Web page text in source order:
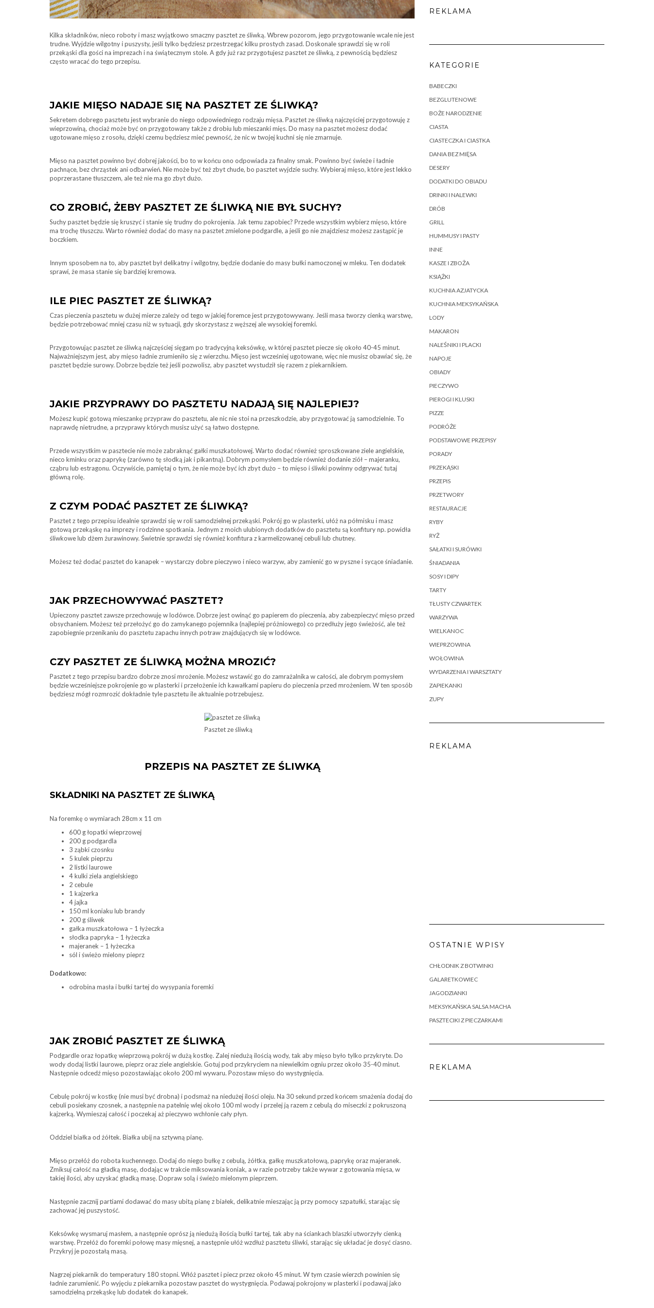
Kilka składników, nieco roboty i masz wyjątkowo smaczny pasztet ze śliwką. Wbrew pozorom, jego przygotowanie wcale nie jest
trudne. Wyjdzie wilgotny i puszysty, jeśli tylko będziesz przestrzegać kilku prostych zasad. Doskonale sprawdzi się w roli
przekąski dla gości na imprezach i na świątecznym stole. A gdy już raz przygotujesz pasztet ze śliwką, z pewnością będziesz
często wracać do tego przepisu.
JAKIE MIĘSO NADAJE SIĘ NA PASZTET ZE ŚLIWKĄ?
Sekretem dobrego pasztetu jest wybranie do niego odpowiedniego rodzaju mięsa. Pasztet ze śliwką najczęściej przygotowuję z
wieprzowiną, chociaż może być on przygotowany także z drobiu lub mieszanki mięs. Do masy na pasztet możesz dodać
ugotowane mięso z rosołu, dzięki czemu będziesz mieć pewność, że nic w twojej kuchni się nie zmarnuje.
Mięso na pasztet powinno być dobrej jakości, bo to w końcu ono odpowiada za finalny smak. Powinno być świeże i ładnie
pachnące, bez chrząstek ani odbarwień. Nie może być też zbyt chude, bo pasztet wyjdzie suchy. Wybieraj mięso, które jest lekko
poprzerastane tłuszczem, ale też nie ma go zbyt dużo.
CO ZROBIĆ, ŻEBY PASZTET ZE ŚLIWKĄ NIE BYŁ SUCHY?
Suchy pasztet będzie się kruszyć i stanie się trudny do pokrojenia. Jak temu zapobiec? Przede wszystkim wybierz mięso, które
ma trochę tłuszczu. Warto również dodać do masy na pasztet zmielone podgardle, a jeśli go nie znajdziesz możesz zastąpić je
boczkiem.
Innym sposobem na to, aby pasztet był delikatny i wilgotny, będzie dodanie do masy bułki namoczonej w mleku. Ten dodatek
sprawi, że masa stanie się bardziej kremowa.
ILE PIEC PASZTET ZE ŚLIWKĄ?
Czas pieczenia pasztetu w dużej mierze zależy od tego w jakiej foremce jest przygotowywany. Jeśli masa tworzy cienką warstwę,
będzie potrzebować mniej czasu niż w sytuacji, gdy skorzystasz z węższej ale wysokiej foremki.
Przygotowując pasztet ze śliwką najczęściej sięgam po tradycyjną keksówkę, w której pasztet piecze się około 40-45 minut.
Najważniejszym jest, aby mięso ładnie zrumieniło się z wierzchu. Mięso jest wcześniej ugotowane, więc nie musisz obawiać się, że
pasztet będzie surowy. Dobrze będzie też jeśli pozwolisz, aby pasztet wystudził się razem z piekarnikiem.
JAKIE PRZYPRAWY DO PASZTETU NADAJĄ SIĘ NAJLEPIEJ?
Możesz kupić gotową mieszankę przypraw do pasztetu, ale nic nie stoi na przeszkodzie, aby przygotować ją samodzielnie. To
naprawdę nietrudne, a przyprawy których musisz użyć są łatwo dostępne.
Przede wszystkim w pasztecie nie może zabraknąć gałki muszkatołowej. Warto dodać również sproszkowane ziele angielskie,
nieco kminku oraz paprykę (zarówno tę słodką jak i pikantną). Dobrym pomysłem będzie również dodanie ziół – majeranku,
cząbru lub estragonu. Oczywiście, pamiętaj o tym, że nie może być ich zbyt dużo – to mięso i śliwki powinny odgrywać tutaj
główną rolę.
Z CZYM PODAĆ PASZTET ZE ŚLIWKĄ?
Pasztet z tego przepisu idealnie sprawdzi się w roli samodzielnej przekąski. Pokrój go w plasterki, ułóż na półmisku i masz
gotową przekąskę na imprezy i rodzinne spotkania. Jednym z moich ulubionych dodatków do pasztetu są konfitury np. powidła
śliwkowe lub dżem żurawinowy. Świetnie sprawdzi się również konfitura z karmelizowanej cebuli lub chutney.
Możesz też dodać pasztet do kanapek – wystarczy dobre pieczywo i nieco warzyw, aby zamienić go w pyszne i sycące śniadanie.
JAK PRZECHOWYWAĆ PASZTET?
Upieczony pasztet zawsze przechowuję w lodówce. Dobrze jest owinąć go papierem do pieczenia, aby zabezpieczyć mięso przed
obsychaniem. Możesz też przełożyć go do zamykanego pojemnika (najlepiej próżniowego) co przedłuży jego świeżość, ale też
zapobiegnie przenikaniu do pasztetu zapachu innych potraw znajdujących się w lodówce.
CZY PASZTET ZE ŚLIWKĄ MOŻNA MROZIĆ?
Pasztet z tego przepisu bardzo dobrze znosi mrożenie. Możesz wstawić go do zamrażalnika w całości, ale dobrym pomysłem
będzie wcześniejsze pokrojenie go w plasterki i przełożenie ich kawałkami papieru do pieczenia przed mrożeniem. W ten sposób
będziesz mógł rozmrozić dokładnie tyle pasztetu ile aktualnie potrzebujesz.
Pasztet ze śliwką
PRZEPIS NA PASZTET ZE ŚLIWKĄ
SKŁADNIKI NA PASZTET ZE ŚLIWKĄ
Na foremkę o wymiarach 28cm x 11 cm
600 g łopatki wieprzowej
200 g podgardla
3 ząbki czosnku
5 kulek pieprzu
2 listki laurowe
4 kulki ziela angielskiego
2 cebule
1 kajzerka
4 jajka
150 ml koniaku lub brandy
200 g śliwek
gałka muszkatołowa – 1 łyżeczka
słodka papryka – 1 łyżeczka
majeranek – 1 łyżeczka
sól i świeżo mielony pieprz
Dodatkowo:
odrobina masła i bułki tartej do wysypania foremki
JAK ZROBIĆ PASZTET ZE ŚLIWKĄ
Podgardle oraz łopatkę wieprzową pokrój w dużą kostkę. Zalej niedużą ilością wody, tak aby mięso było tylko przykryte. Do
wody dodaj listki laurowe, pieprz oraz ziele angielskie. Gotuj pod przykryciem na niewielkim ogniu przez około 35-40 minut.
Następnie odcedź mięso pozostawiając około 200 ml wywaru. Pozostaw mięso do wystygnięcia.
Cebulę pokrój w kostkę (nie musi być drobna) i podsmaż na niedużej ilości oleju. Na 30 sekund przed końcem smażenia dodaj do
cebuli posiekany czosnek, a następnie na patelnię wlej około 100 ml wody i przelej ją razem z cebulą do miseczki z pokruszoną
kajzerką. Wymieszaj całość i poczekaj aż pieczywo wchłonie cały płyn.
Oddziel białka od żółtek. Białka ubij na sztywną pianę.
Mięso przełóż do robota kuchennego. Dodaj do niego bułkę z cebulą, żółtka, gałkę muszkatołową, paprykę oraz majeranek.
Zmiksuj całość na gładką masę, dodając w trakcie miksowania koniak, a w razie potrzeby także wywar z gotowania mięsa, w
takiej ilości, aby uzyskać gładką masę. Dopraw solą i świeżo mielonym pieprzem.
Następnie zacznij partiami dodawać do masy ubitą pianę z białek, delikatnie mieszając ją przy pomocy szpatułki, starając się
zachować jej puszystość.
Keksówkę wysmaruj masłem, a następnie oprósz ją niedużą ilością bułki tartej, tak aby na ściankach blaszki utworzyły cienką
warstwę. Przełóż do foremki połowę masy mięsnej, a następnie ułóż wzdłuż pasztetu śliwki, starając się układać je dosyć ciasno.
Przykryj je pozostałą masą.
Nagrzej piekarnik do temperatury 180 stopni. Włóż pasztet i piecz przez około 45 minut. W tym czasie wierzch powinien się
ładnie zarumienić. Po wyjęciu z piekarnika pozostaw pasztet do wystygnięcia. Podawaj pokrojony w plasterki i podawaj jako
samodzielną przekąskę lub dodatek do kanapek.
REKLAMA
KATEGORIE
BABECZKI
BEZGLUTENOWE
BOŻE NARODZENIE
CIASTA
CIASTECZKA I CIASTKA
DANIA BEZ MIĘSA
DESERY
DODATKI DO OBIADU
DRINKI I NALEWKI
DRÓB
GRILL
HUMMUSY I PASTY
INNE
KASZE I ZBOŻA
KSIĄŻKI
KUCHNIA AZJATYCKA
KUCHNIA MEKSYKAŃSKA
LODY
MAKARON
NALEŚNIKI I PLACKI
NAPOJE
OBIADY
PIECZYWO
PIEROGI I KLUSKI
PIZZE
PODRÓŻE
PODSTAWOWE PRZEPISY
PORADY
PRZEKĄSKI
PRZEPIS
PRZETWORY
RESTAURACJE
RYBY
RYŻ
SAŁATKI I SURÓWKI
ŚNIADANIA
SOSY I DIPY
TARTY
TŁUSTY CZWARTEK
WARZYWA
WIELKANOC
WIEPRZOWINA
WOŁOWINA
WYDARZENIA I WARSZTATY
ZAPIEKANKI
ZUPY
REKLAMA
OSTATNIE WPISY
CHŁODNIK Z BOTWINKI
GALARETKOWIEC
JAGODZIANKI
MEKSYKAŃSKA SALSA MACHA
PASZTECIKI Z PIECZARKAMI
REKLAMA